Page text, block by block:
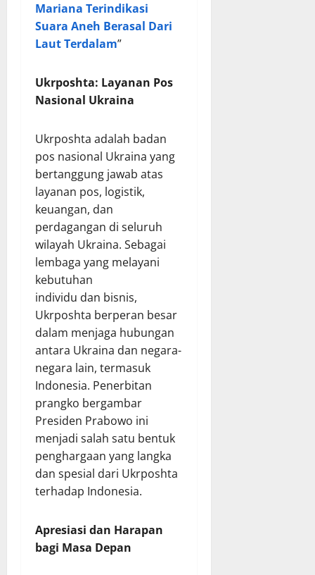
Mariana Terindikasi
Suara Aneh Berasal Dari
Laut Terdalam”
Ukrposhta: Layanan Pos
Nasional Ukraina
Ukrposhta adalah badan
pos nasional Ukraina yang
bertanggung jawab atas
layanan pos, logistik,
keuangan, dan
perdagangan di seluruh
wilayah Ukraina. Sebagai
lembaga yang melayani
kebutuhan
individu dan bisnis,
Ukrposhta berperan besar
dalam menjaga hubungan
antara Ukraina dan negara-
negara lain, termasuk
Indonesia. Penerbitan
prangko bergambar
Presiden Prabowo ini
menjadi salah satu bentuk
penghargaan yang langka
dan spesial dari Ukrposhta
terhadap Indonesia.
Apresiasi dan Harapan
bagi Masa Depan